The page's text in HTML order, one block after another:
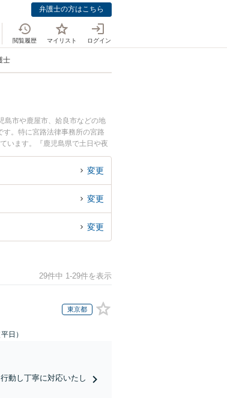
弁護士の方はこちら
閲覧履歴 マイリスト ログイン
士
島市や鹿屋市、姶良市などの地
。特に宮路法律事務所の宮路
います。『鹿児島県で土日や夜
を検索したい』『初回相談無料
変更
変更
変更
29件中 1-29件を表示
東京都
日）
動し丁寧に対応いたし